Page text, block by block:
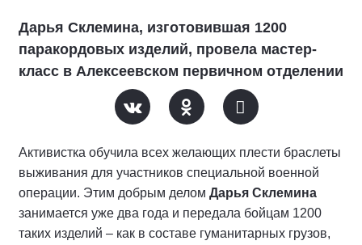
Дарья Склемина, изготовившая 1200
паракордовых изделий, провела мастер-
класс в Алексеевском первичном отделении
Активистка обучила всех желающих плести браслеты
выживания для участников специальной военной
операции. Этим добрым делом Дарья Склемина
занимается уже два года и передала бойцам 1200
таких изделий – как в составе гуманитарных грузов,